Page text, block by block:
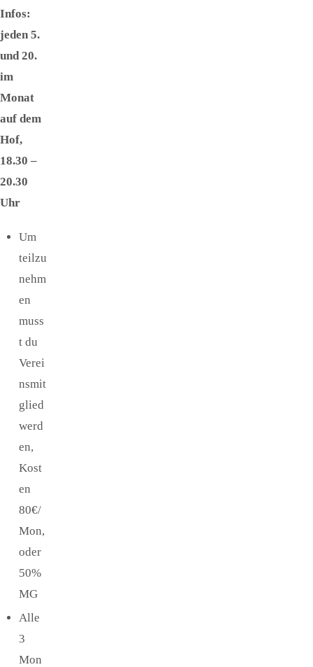
Infos:
jeden 5.
und 20.
im
Monat
auf dem
Hof,
18.30 –
20.30
Uhr
Um
teilzu
nehm
en
muss
t du
Verei
nsmit
glied
werd
en,
Kost
en
80€/
Mon,
oder
50%
MG
Alle
3
Mon